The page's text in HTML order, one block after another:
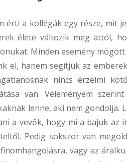
érti a kollégák egy része, mit
élete változik meg attól,
Minden esemény
el, hanem segítjük az
nincs érzelmi
van. Véleményem
lenne, aki nem gondolja.
a vevők, hogy mi a bajuk az
Pedig sokszor van
vagy az